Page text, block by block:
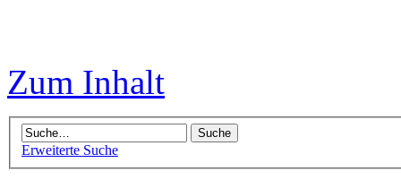
Zum Inhalt
Erweiterte Suche